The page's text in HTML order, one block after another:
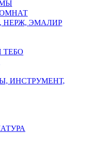
ЭМАЛИР
ИНСТРУМЕНТ,